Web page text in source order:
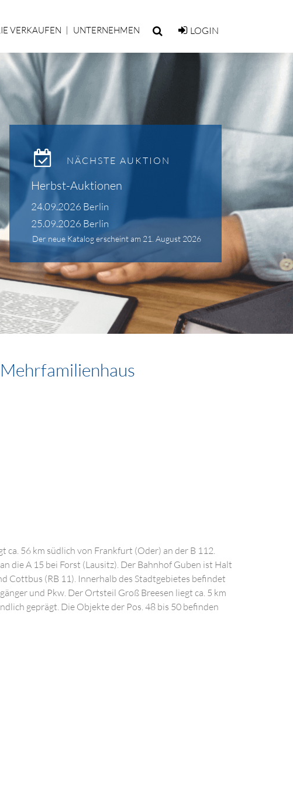
VERKAUFEN UNTERNEHMEN LOGIN
NÄCHSTE AUKTION
Herbst-Auktionen
24.09.2026 Berlin
25.09.2026 Berlin
Der neue Katalog erscheint am 21. August 2026
56 km südlich von Frankfurt (Oder) an der B 112.
die A 15 bei Forst (Lausitz). Der Bahnhof Guben ist Halt
Cottbus (RB 11). Innerhalb des Stadtgebietes befindet
und Pkw. Der Ortsteil Groß Breesen liegt ca. 5 km
geprägt. Die Objekte der Pos. 48 bis 50 befinden